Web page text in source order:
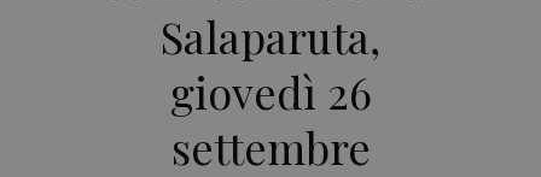
Salaparuta,
giovedì 26
settembre